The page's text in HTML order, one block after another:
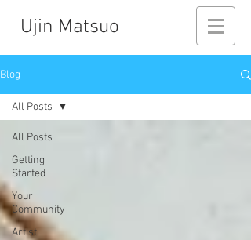
Ujin Matsuo
Blog
All Posts
Getting
Started
Your
Community
Artist
All Posts